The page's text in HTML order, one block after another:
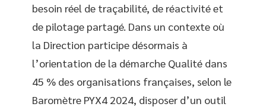
besoin réel de traçabilité, de réactivité et
de pilotage partagé. Dans un contexte où
la Direction participe désormais à
l’orientation de la démarche Qualité dans
45 % des organisations françaises, selon le
Baromètre PYX4 2024, disposer d’un outil